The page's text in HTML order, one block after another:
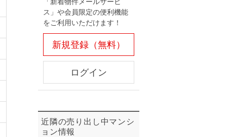
ス」や会員限定の便利機能
をご利用いただけます！
新規登録（無料）
ログイン
近隣の売り出し中マンシ
ョン情報